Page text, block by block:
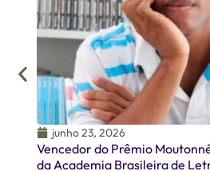
junho 23, 2026
Vencedor do Prêmio
da Academia Brasileira de